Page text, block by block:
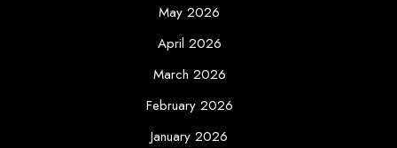
May 2026
April 2026
March 2026
February 2026
January 2026